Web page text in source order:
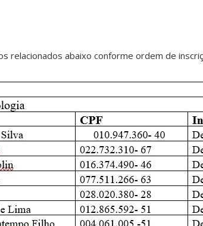
relacionados abaixo conforme ordem de